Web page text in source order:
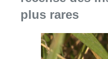
plus rares